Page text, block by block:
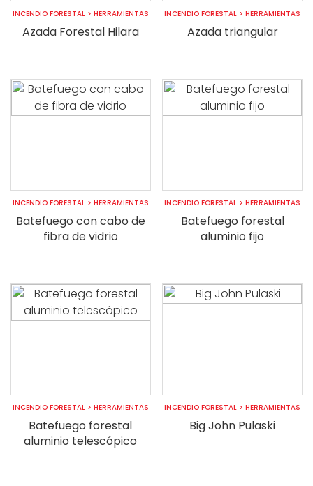
INCENDIO FORESTAL> HERRAMIENTAS
Azada Forestal Hilara
INCENDIO FORESTAL >HERRAMIENTAS
Azada triangular
INCENDIO FORESTAL> HERRAMIENTAS
Batefuego con cabo de
fibra de vidrio
INCENDIO FORESTAL >HERRAMIENTAS
Batefuego forestal
aluminio fijo
INCENDIO FORESTAL> HERRAMIENTAS
Batefuego forestal
aluminio telescópico
INCENDIO FORESTAL >HERRAMIENTAS
Big John Pulaski